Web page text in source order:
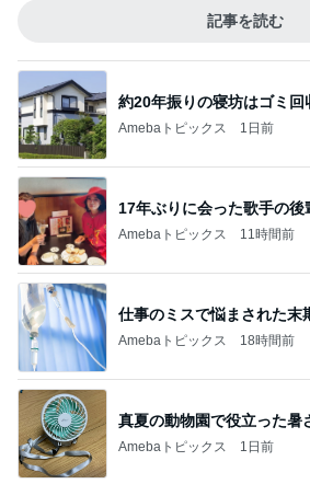
記事を読む
約20年振りの寝坊はゴミ回
Amebaトピックス 1日前
17年ぶりに会った歌手の後
Amebaトピックス 11時間前
仕事のミスで悩まされた末
Amebaトピックス 18時間前
真夏の動物園で役立った暑
Amebaトピックス 1日前